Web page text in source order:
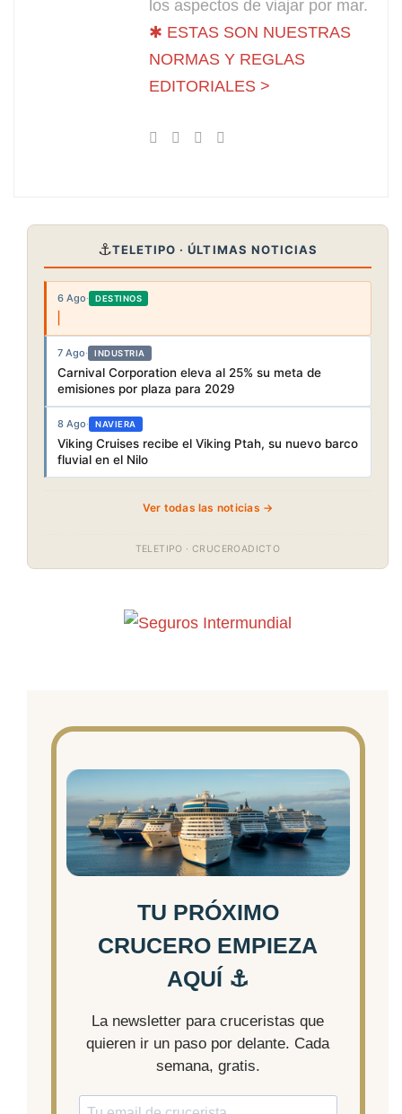
los aspectos de viajar por mar.
✱ ESTAS SON NUESTRAS
NORMAS Y REGLAS
EDITORIALES >
⚓TELETIPO · ÚLTIMAS NOTICIAS
6 Ago· DESTINOS
7 Ago· INDUSTRIA
Carnival Corporation eleva al 25% su meta de
emisiones por plaza para 2029
8 Ago· NAVIERA
Viking Cruises recibe el Viking Ptah, su nuevo barco
fluvial en el Nilo
Ver todas las noticias →
TELETIPO · CRUCEROADICTO